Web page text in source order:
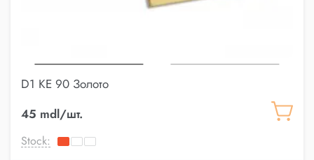
D1 KE 90 Золото
45 mdl/шт.
Stock: